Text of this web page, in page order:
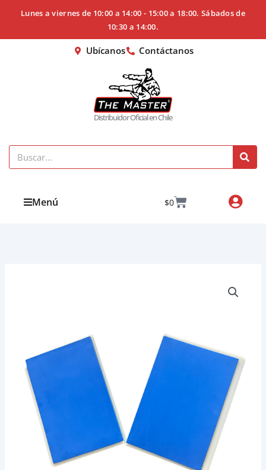
Lunes a viernes de 10:00 a 14:00 - 15:00 a 18:00. Sábados de
10:30 a 14:00.
Ubícanos Contáctanos
Distribuidor Oficial en Chile
Menú $0Cart
Principiante
Taekwondo
Karate
cantidad